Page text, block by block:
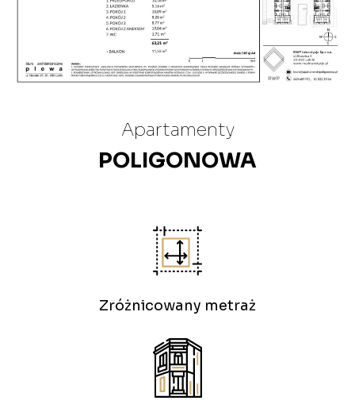
Apartamenty
POLIGONOWA
Zróżnicowany metraż